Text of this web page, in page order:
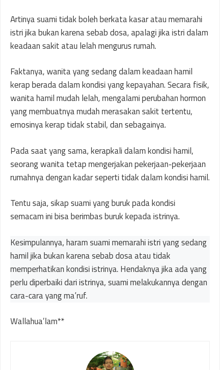
Artinya suami tidak boleh berkata kasar atau memarahi
istri jika bukan karena sebab dosa, apalagi jika istri dalam
keadaan sakit atau lelah mengurus rumah.
Faktanya, wanita yang sedang dalam keadaan hamil
kerap berada dalam kondisi yang kepayahan. Secara fisik,
wanita hamil mudah lelah, mengalami perubahan hormon
yang membuatnya mudah merasakan sakit tertentu,
emosinya kerap tidak stabil, dan sebagainya.
Pada saat yang sama, kerapkali dalam kondisi hamil,
seorang wanita tetap mengerjakan pekerjaan-pekerjaan
rumahnya dengan kadar seperti tidak dalam kondisi hamil.
Tentu saja, sikap suami yang buruk pada kondisi
semacam ini bisa berimbas buruk kepada istrinya.
Kesimpulannya, haram suami memarahi istri yang sedang
hamil jika bukan karena sebab dosa atau tidak
memperhatikan kondisi istrinya. Hendaknya jika ada yang
perlu diperbaiki dari istrinya, suami melakukannya dengan
cara-cara yang ma’ruf.
Wallahua’lam**